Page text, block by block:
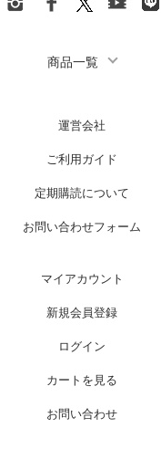
商品一覧
運営会社
ご利用ガイド
定期購読について
お問い合わせフォーム
マイアカウント
新規会員登録
ログイン
カートを見る
お問い合わせ